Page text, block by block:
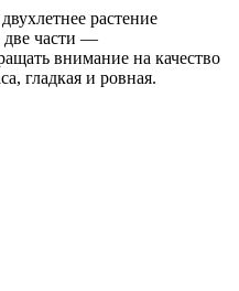
растение
две части —
внимание на качество
гладкая и ровная.